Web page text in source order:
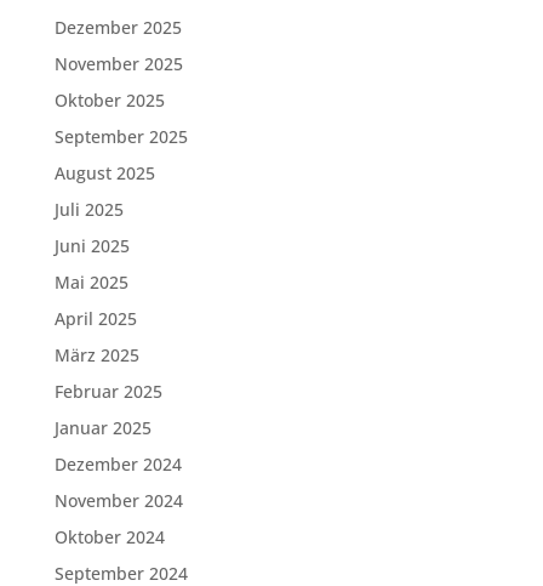
Dezember 2025
November 2025
Oktober 2025
September 2025
August 2025
Juli 2025
Juni 2025
Mai 2025
April 2025
März 2025
Februar 2025
Januar 2025
Dezember 2024
November 2024
Oktober 2024
September 2024